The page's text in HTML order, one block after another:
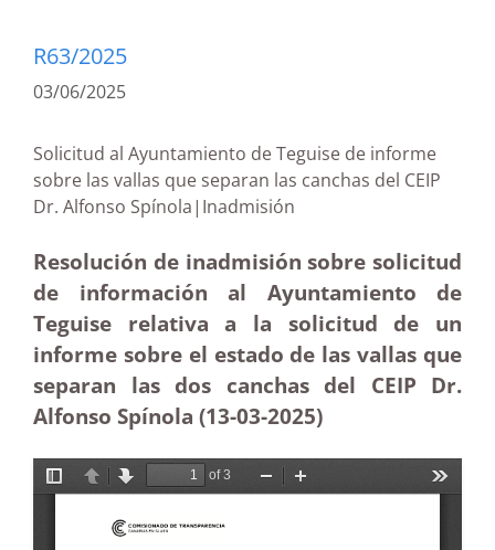
R63/2025
03/06/2025
Solicitud al Ayuntamiento de Teguise de informe
sobre las vallas que separan las canchas del CEIP
Dr. Alfonso Spínola|Inadmisión
Resolución de inadmisión sobre solicitud
de información al Ayuntamiento de
Teguise relativa a la solicitud de un
informe sobre el estado de las vallas que
separan las dos canchas del CEIP Dr.
Alfonso Spínola (13-03-2025)